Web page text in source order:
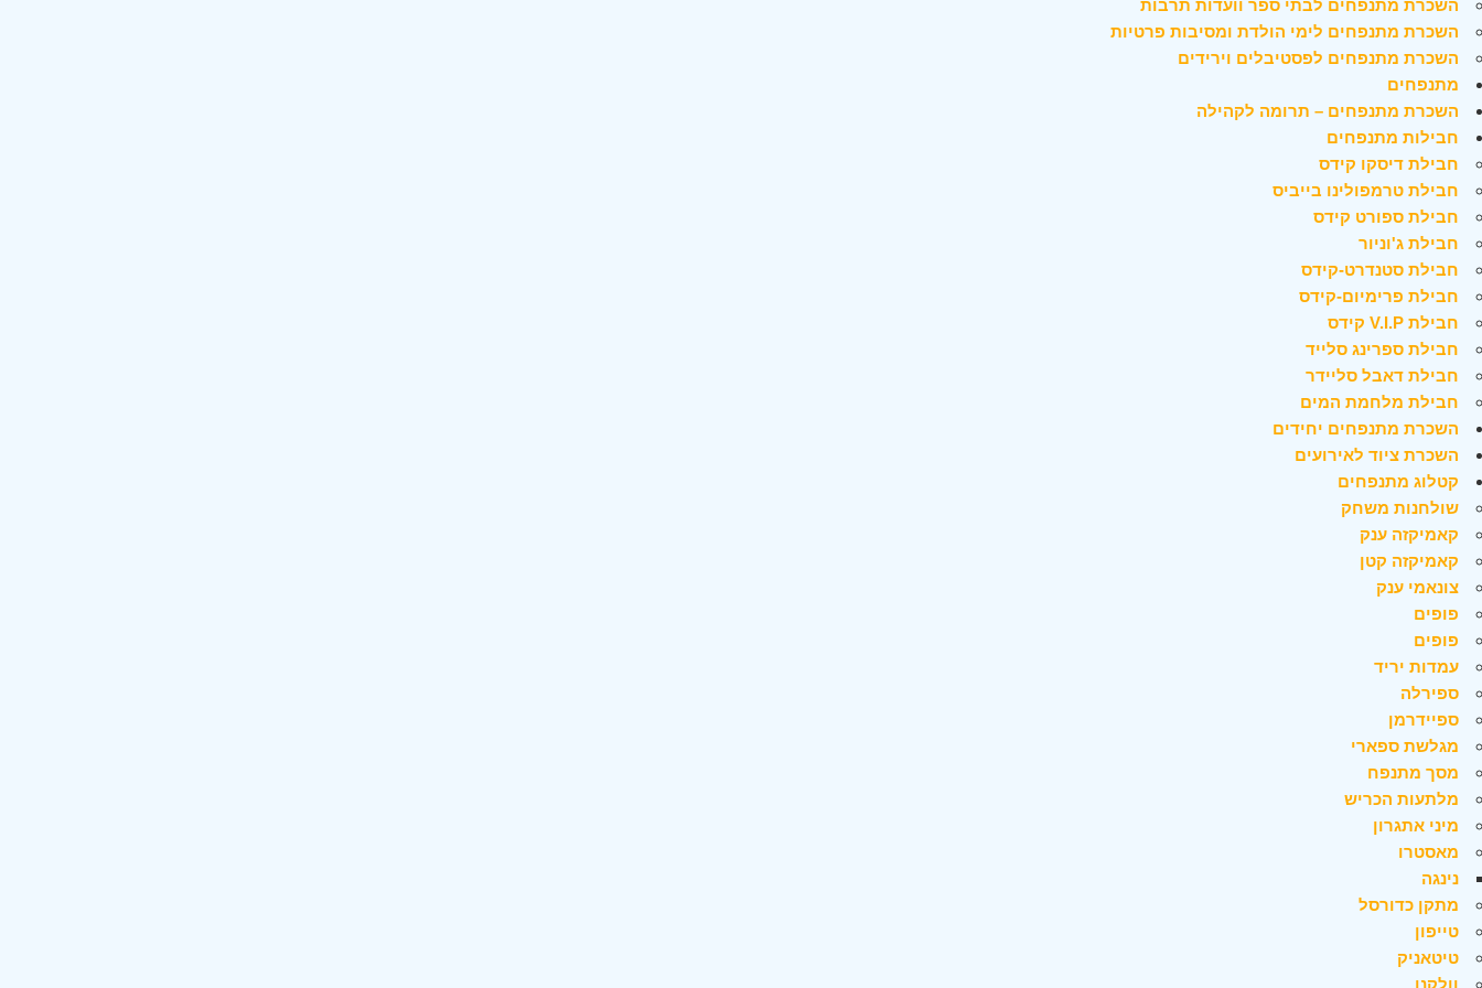
השכרת מתנפחים לבתי ספר וועדות תרבות
השכרת מתנפחים לימי הולדת ומסיבות פרטיות
השכרת מתנפחים לפסטיבלים וירידים
מתנפחים
השכרת מתנפחים – תרומה לקהילה
חבילות מתנפחים
חבילת דיסקו קידס
חבילת טרמפולינו בייביס
חבילת ספורט קידס
חבילת ג'וניור
חבילת סטנדרט-קידס
חבילת פרימיום-קידס
חבילת V.I.P קידס
חבילת ספרינג סלייד
חבילת דאבל סליידר
חבילת מלחמת המים
השכרת מתנפחים יחידים
השכרת ציוד לאירועים
קטלוג מתנפחים
שולחנות משחק
קאמיקזה ענק
קאמיקזה קטן
צונאמי ענק
פופים
פופים
עמדות יריד
ספירלה
ספיידרמן
מגלשת ספארי
מסך מתנפח
מלתעות הכריש
מיני אתגרון
מאסטרו
נינגה
מתקן כדורסל
טייפון
טיטאניק
וולקנו